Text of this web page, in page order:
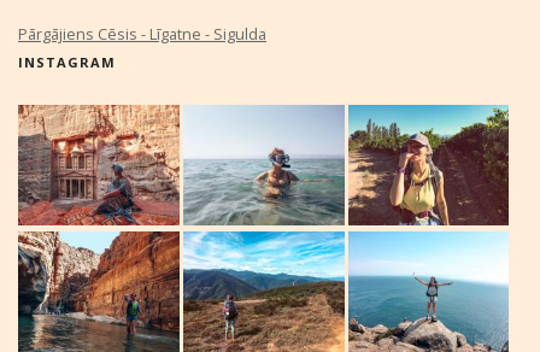
Pārgājiens Cēsis - Līgatne - Sigulda
INSTAGRAM